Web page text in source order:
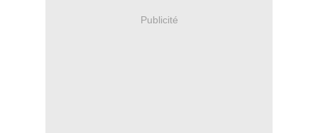
Publicité